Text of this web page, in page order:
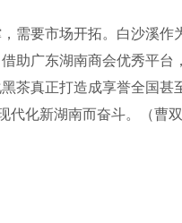
需要市场开拓。白沙溪
助广东湖南商会优秀平
茶真正打造成享誉全国甚
代化新湖南而奋斗。（曹双